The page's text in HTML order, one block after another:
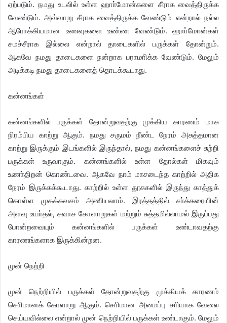
ஏற்படும். நமது உடலில் உள்ள ஹாா்மோன்களை சீராக வைத்திருக்க
வேண்டும். அவ்வாறு சீராக வைத்திருக்க வேண்டும் என்றால் நல்ல
ஆரோக்கியமான உணவுகளை உண்ண வேண்டும். ஹாா்மோன்கள்
சமச்சீராக இல்லை என்றால் தாடைகளில் பருக்கள் தோன்றும்.
ஆகவே நமது தாடைகளை நன்றாக பராமாிக்க வேண்டும். மேலும்
அடிக்கடி நமது தாடைகளைத் தொடக்கூடாது.
கன்னங்கள்
கன்னங்களில் பருக்கள் தோன்றுவதற்கு முக்கிய காரணம் மாசு
நிரம்பிய காற்று ஆகும். நமது சருமம் நீண்ட நேரம் அசுத்தமான
காற்று இருக்கும் இடங்களில் இருந்தால், நமது கன்னங்களைச் சுற்றி
பருக்கள் உருவாகும். கன்னங்களில் உள்ள தோல்கள் மிகவும்
உணா்திறன் கொண்டவை. ஆகவே நாம் மாசடைந்த காற்றில் அதிக
நேரம் இருக்கக்கூடாது. காற்றில் உள்ள தூசுகளில் இருந்து காத்துக்
கொள்ள முகக்கவசம் அணியலாம். இரத்தத்தில் சா்க்கரையின்
அளவு உயா்தல், சுவாச கோளாறுகள் மற்றும் சுத்தமில்லாமல் இருப்பது
போன்றவையும் கன்னங்களில் பருக்கள் உண்டாவதற்கு
காரணங்களாக இருக்கின்றன.
முன் நெற்றி
முன் நெற்றியில் பருக்கள் தோன்றுவதற்கு முக்கியக் காரணம்
சொிமானக் கோளாறு ஆகும். சொிமான அமைப்பு சாியாக வேலை
செய்யவில்லை என்றால் முன் நெற்றியில் பருக்கள் உண்டாகும். மேலும்